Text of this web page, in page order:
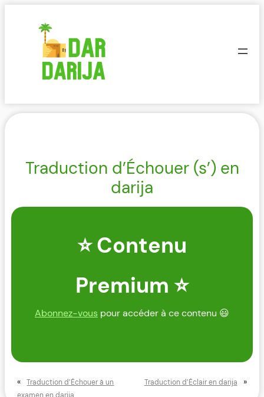
Traduction d’Échouer (s’) en
darija
⭐ Contenu
Premium ⭐
Abonnez-vous pour accéder à ce contenu 😃
«
Traduction d’Échouer à un
examen en darija
Traduction d’Éclair en darija »